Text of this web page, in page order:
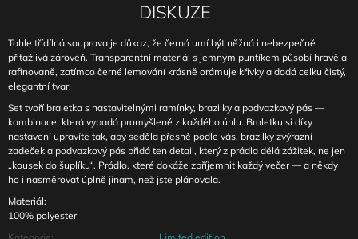
DISKUZE
Tahle třídílná souprava je důkaz, že černá umí být něžná i nebezpečně
přitažlivá zároveň. Transparentní materiál s jemným puntíkem působí hravě a
rafinovaně, zatímco černé lemování krásně orámuje křivky a dodá celku čistý,
elegantní tvar.
Set tvoří braletka s nastavitelnými ramínky, brazilky a podvazkový pás —
kombinace, která vypadá promyšleně z každého úhlu. Braletku si díky
nastavení upravíte tak, aby seděla přesně podle vás, brazilky zvýrazní
zadeček a podvazkový pás přidá ten detail, který z prádla dělá zážitek, ne jen
„kousek do šuplíku“. Prádlo, které dokáže zpříjemnit každý večer — a někdy
ho i nasměrovat úplně jinam, než jste plánovala.
Materiál:
100% polyester